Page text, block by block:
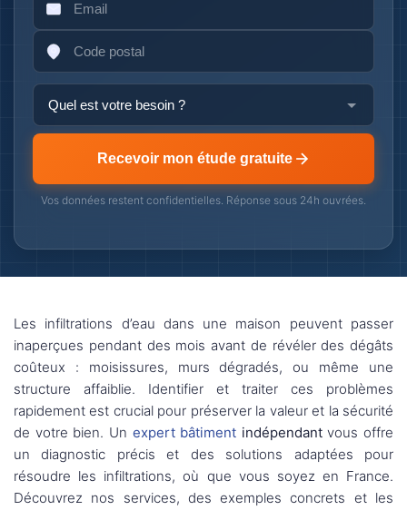
Recevoir mon étude gratuite
Vos données restent confidentielles. Réponse sous 24h ouvrées.
Les infiltrations d’eau dans une maison peuvent passer
inaperçues pendant des mois avant de révéler des dégâts
coûteux : moisissures, murs dégradés, ou même une
structure affaiblie. Identifier et traiter ces problèmes
rapidement est crucial pour préserver la valeur et la sécurité
de votre bien. Un expert bâtiment indépendantvous offre
un diagnostic précis et des solutions adaptées pour
résoudre les infiltrations, où que vous soyez en France.
Découvrez nos services, des exemples concrets et les